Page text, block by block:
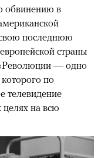
обвинению в
свою последнюю
страны
«Революции — одно
по
телевидение
целях на всю